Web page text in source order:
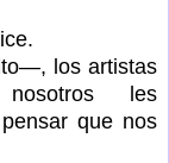
los artistas
les
que nos